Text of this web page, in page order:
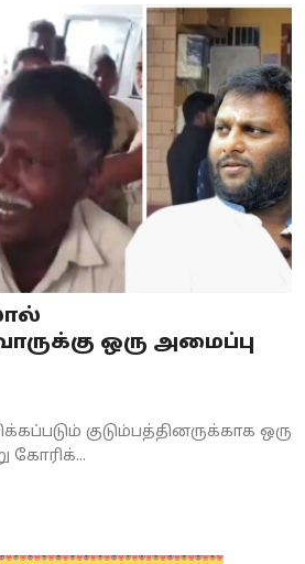
ஒரு அமைப்பு
குடும்பத்தினருக்காக ஒரு
கோரிக்...